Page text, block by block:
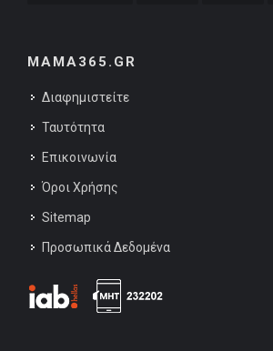
MAMA365.GR
Διαφημιστείτε
Ταυτότητα
Επικοινωνία
Όροι Χρήσης
Sitemap
Προσωπικά Δεδομένα